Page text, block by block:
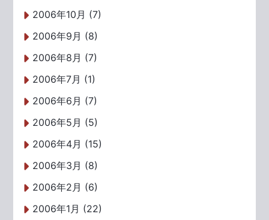
2006年10月 (7)
2006年9月 (8)
2006年8月 (7)
2006年7月 (1)
2006年6月 (7)
2006年5月 (5)
2006年4月 (15)
2006年3月 (8)
2006年2月 (6)
2006年1月 (22)